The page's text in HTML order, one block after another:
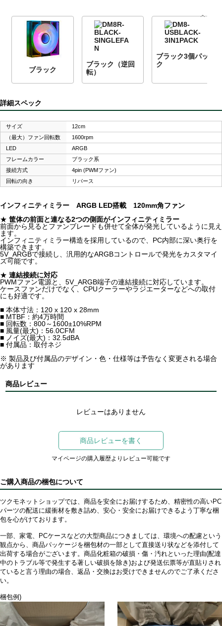
ブラック
ブラック（逆回
転）
ブラック3個パッ
ク
詳細スペック
サイズ
12cm
（最大）ファン回転数
1600rpm
LED
ARGB
フレームカラー
ブラック系
接続方式
4pin (PWMファン)
回転の向き
リバース
インフィニティミラー ARGB LED搭載 120mm角ファン
★ 筐体の前面と連なる2つの側面がインフィニティミラー
前面から見るとファンブレードも併せて全体が発光しているように見え
ます。
インフィニティミラー構造を採用しているので、PC内部に深い奥行を
構築できます。
5V_ARGBで接続し、汎用的なARGBコントロールで発光をカスタマイ
ズ可能です。
★ 連結接続に対応
PWMファン電源と、5V_ARGB端子の連結接続に対応しています。
ケースファンだけでなく、CPUクーラーやラジエーターなどへの取付
にも好適です。
■ 本体寸法：120 x 120 x 28mm
■ MTBF：約4万時間
■ 回転数：800～1600±10%RPM
■ 風量(最大)：56.0CFM
■ ノイズ(最大)：32.5dBA
■ 付属品：取付ネジ
※ 製品及び付属品のデザイン・色・仕様等は予告なく変更される場合
があります
商品レビュー
レビューはありません
商品レビューを書く
マイページの購入履歴よりレビュー可能です
ご購入商品の梱包について
ツクモネットショップでは、商品を安全にお届けするため、精密性の高いPC
パーツの配送に緩衝材を敷き詰め、安心・安全にお届けできるよう丁寧な梱
包を心がけております。
一部、家電、PCケースなどの大型商品につきましては、環境への配慮という
観点から、商品パッケージを梱包材の一部として直接送り状などを添付して
出荷する場合がございます。商品化粧箱の破損・傷・汚れといった理由(配達
中のトラブル等で発生する著しい破損を除き)および発送伝票等が直貼りされ
ていると言う理由の場合、返品・交換はお受けできませんのでご了承くださ
い。
梱包例)